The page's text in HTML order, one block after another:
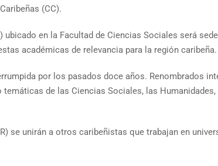
(CC).
en la Facultad de Ciencias Sociales será
académicas de relevancia para la región caribeña.
por los pasados doce años. Renombrados
de las Ciencias Sociales, las
se unirán a otros caribeñistas que trabajan en